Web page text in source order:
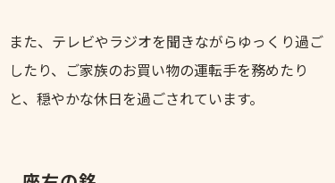
また、テレビやラジオを聞きながらゆっくり過ご
したり、ご家族のお買い物の運転手を務めたり
と、穏やかな休日を過ごされています。